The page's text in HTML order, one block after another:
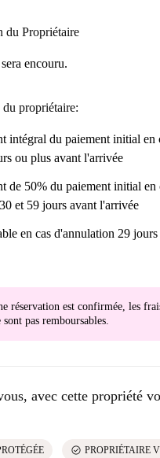
du Propriétaire
encouru.
propriétaire:
intégral du paiement initial en
ou plus avant l'arrivée
de 50% du paiement initial en
et 59 jours avant l'arrivée
en cas d'annulation 29
réservation est confirmée, les
sont pas remboursables.
avec cette propriété
check_circle PROPRIÉTAIRE